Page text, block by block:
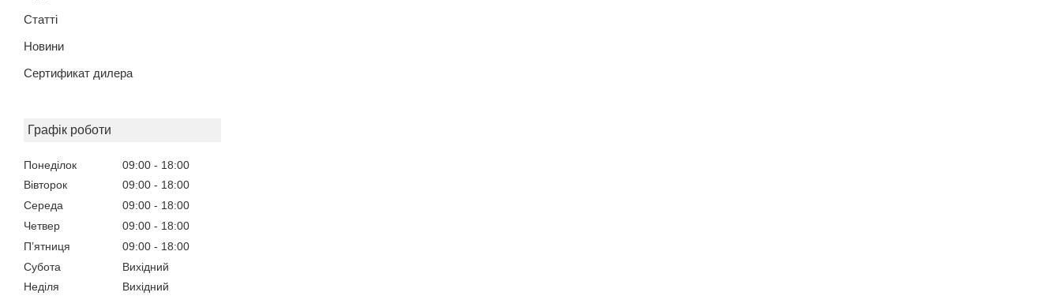
Статті
Новини
Сертификат дилера
Графік роботи
Понеділок 09:00
18:00
Вівторок
09:00
18:00
Середа
09:00
18:00
Четвер
09:00
18:00
Пʼятниця
09:00
18:00
Субота
Вихідний
Неділя
Вихідний